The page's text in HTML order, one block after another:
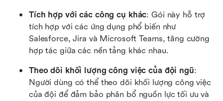
Tích hợp với các công cụ khác: Gói này hỗ trợ
tích hợp với các ứng dụng phổ biến như
Salesforce, Jira và Microsoft Teams, tăng cường
hợp tác giữa các nền tảng khác nhau.
Theo dõi khối lượng công việc của đội ngũ:
Người dùng có thể theo dõi khối lượng công việc
của đội để đảm bảo phân bổ nguồn lực tối ưu và